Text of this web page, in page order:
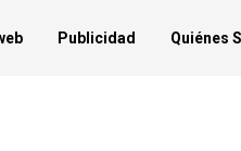
Publicidad Quiénes